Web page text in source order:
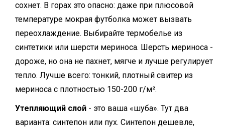
сохнет. В горах это опасно: даже при плюсовой
температуре мокрая футболка может вызвать
переохлаждение. Выбирайте термобелье из
синтетики или шерсти мериноса. Шерсть мериноса -
дороже, но она не пахнет, мягче и лучше регулирует
тепло. Лучше всего: тонкий, плотный свитер из
мериноса с плотностью 150-200 г/м².
Утепляющий слой - это ваша «шуба». Тут два
варианта: синтепон или пух. Синтепон дешевле,